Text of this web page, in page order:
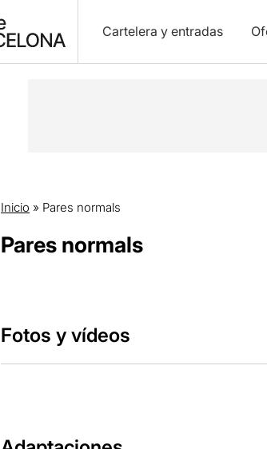
Cartelera y entradas
Inicio » Pares normals
Pares normals
Fotos y vídeos